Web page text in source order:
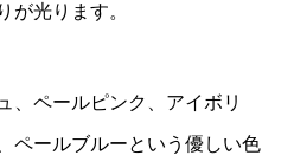
が光ります。
、ペールピンク、アイボリ
ペールブルーという優しい色